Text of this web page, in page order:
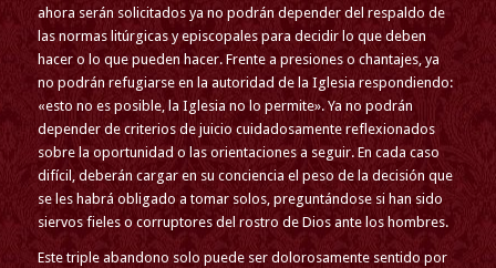
ahora serán solicitados ya no podrán depender del respaldo de
las normas litúrgicas y episcopales para decidir lo que deben
hacer o lo que pueden hacer. Frente a presiones o chantajes, ya
no podrán refugiarse en la autoridad de la Iglesia respondiendo:
«esto no es posible, la Iglesia no lo permite». Ya no podrán
depender de criterios de juicio cuidadosamente reflexionados
sobre la oportunidad o las orientaciones a seguir. En cada caso
difícil, deberán cargar en su conciencia el peso de la decisión que
se les habrá obligado a tomar solos, preguntándose si han sido
siervos fieles o corruptores del rostro de Dios ante los hombres.
Este triple abandono solo puede ser dolorosamente sentido por